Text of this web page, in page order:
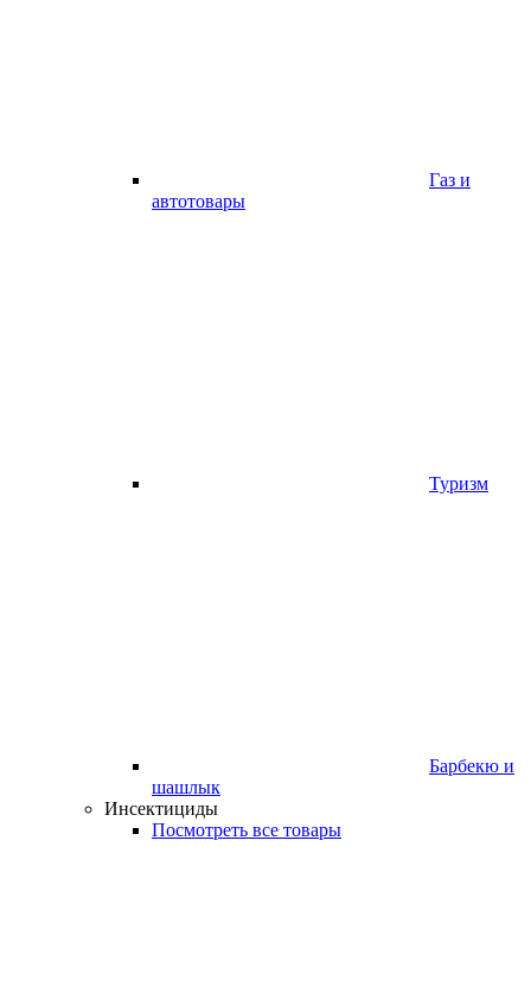
Газ и
автотовары
Туризм
Барбекю и
шашлык
Инсектициды
Посмотреть все товары